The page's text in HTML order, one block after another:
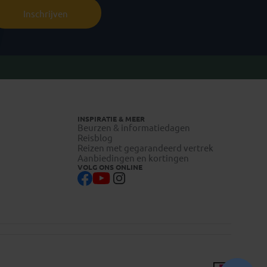
Inschrijven
INSPIRATIE & MEER
Beurzen & informatiedagen
Reisblog
Reizen met gegarandeerd vertrek
Aanbiedingen en kortingen
VOLG ONS ONLINE